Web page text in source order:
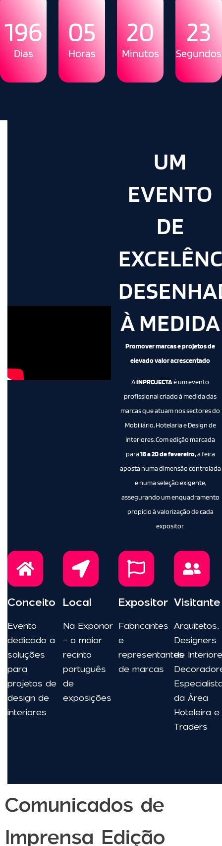
196
Dias
05
Horas
20
Minutos
22
Segundos
UM
EVENTO
DE
À MEDIDA
Promover marcas e projetos de
elevado valor acrescentado
AINPROJECTAé um evento
profissional criado à medida das
marcas que atuam nos sectores do
Mobiliário, Hotelaria e Design de
Interiores. Com edição marcada
para18 a 20 de fevereiro,a feira
aposta numa dimensão controlada
e numa seleção exigente,
assegurando um enquadramento
propício à valorização de cada
expositor.
Conceito
Evento
dedicado a
soluções
para
projetos de
design de
interiores
Local
Na Exponor
- o maior
recinto
português
de
exposições
Expositor
Fabricantes
e
representantes
de marcas
Visitante
Arquitetos,
Designers
de
da Área
Hoteleira e
Traders
Comunicados de
Imprensa Edição